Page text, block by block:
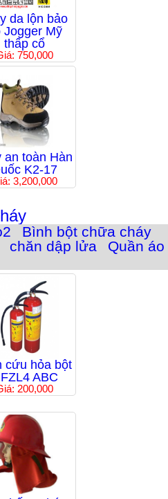
da lộn bảo
Jogger Mỹ
thấp cổ
750,000
an toàn Hàn
K2-17
3,200,000
Bình bột chữa cháy
chăn dập lửa
Quần áo
cứu hỏa bột
ABC
200,000